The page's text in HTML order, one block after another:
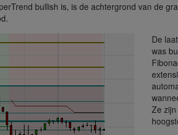
bullish is, is de achtergrond van de
De
was
Ze